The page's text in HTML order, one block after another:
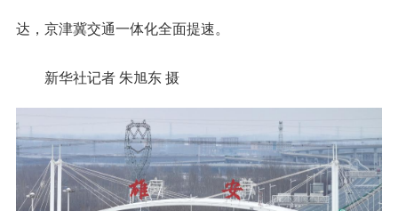
达，京津冀交通一体化全面提速。
新华社记者 朱旭东 摄